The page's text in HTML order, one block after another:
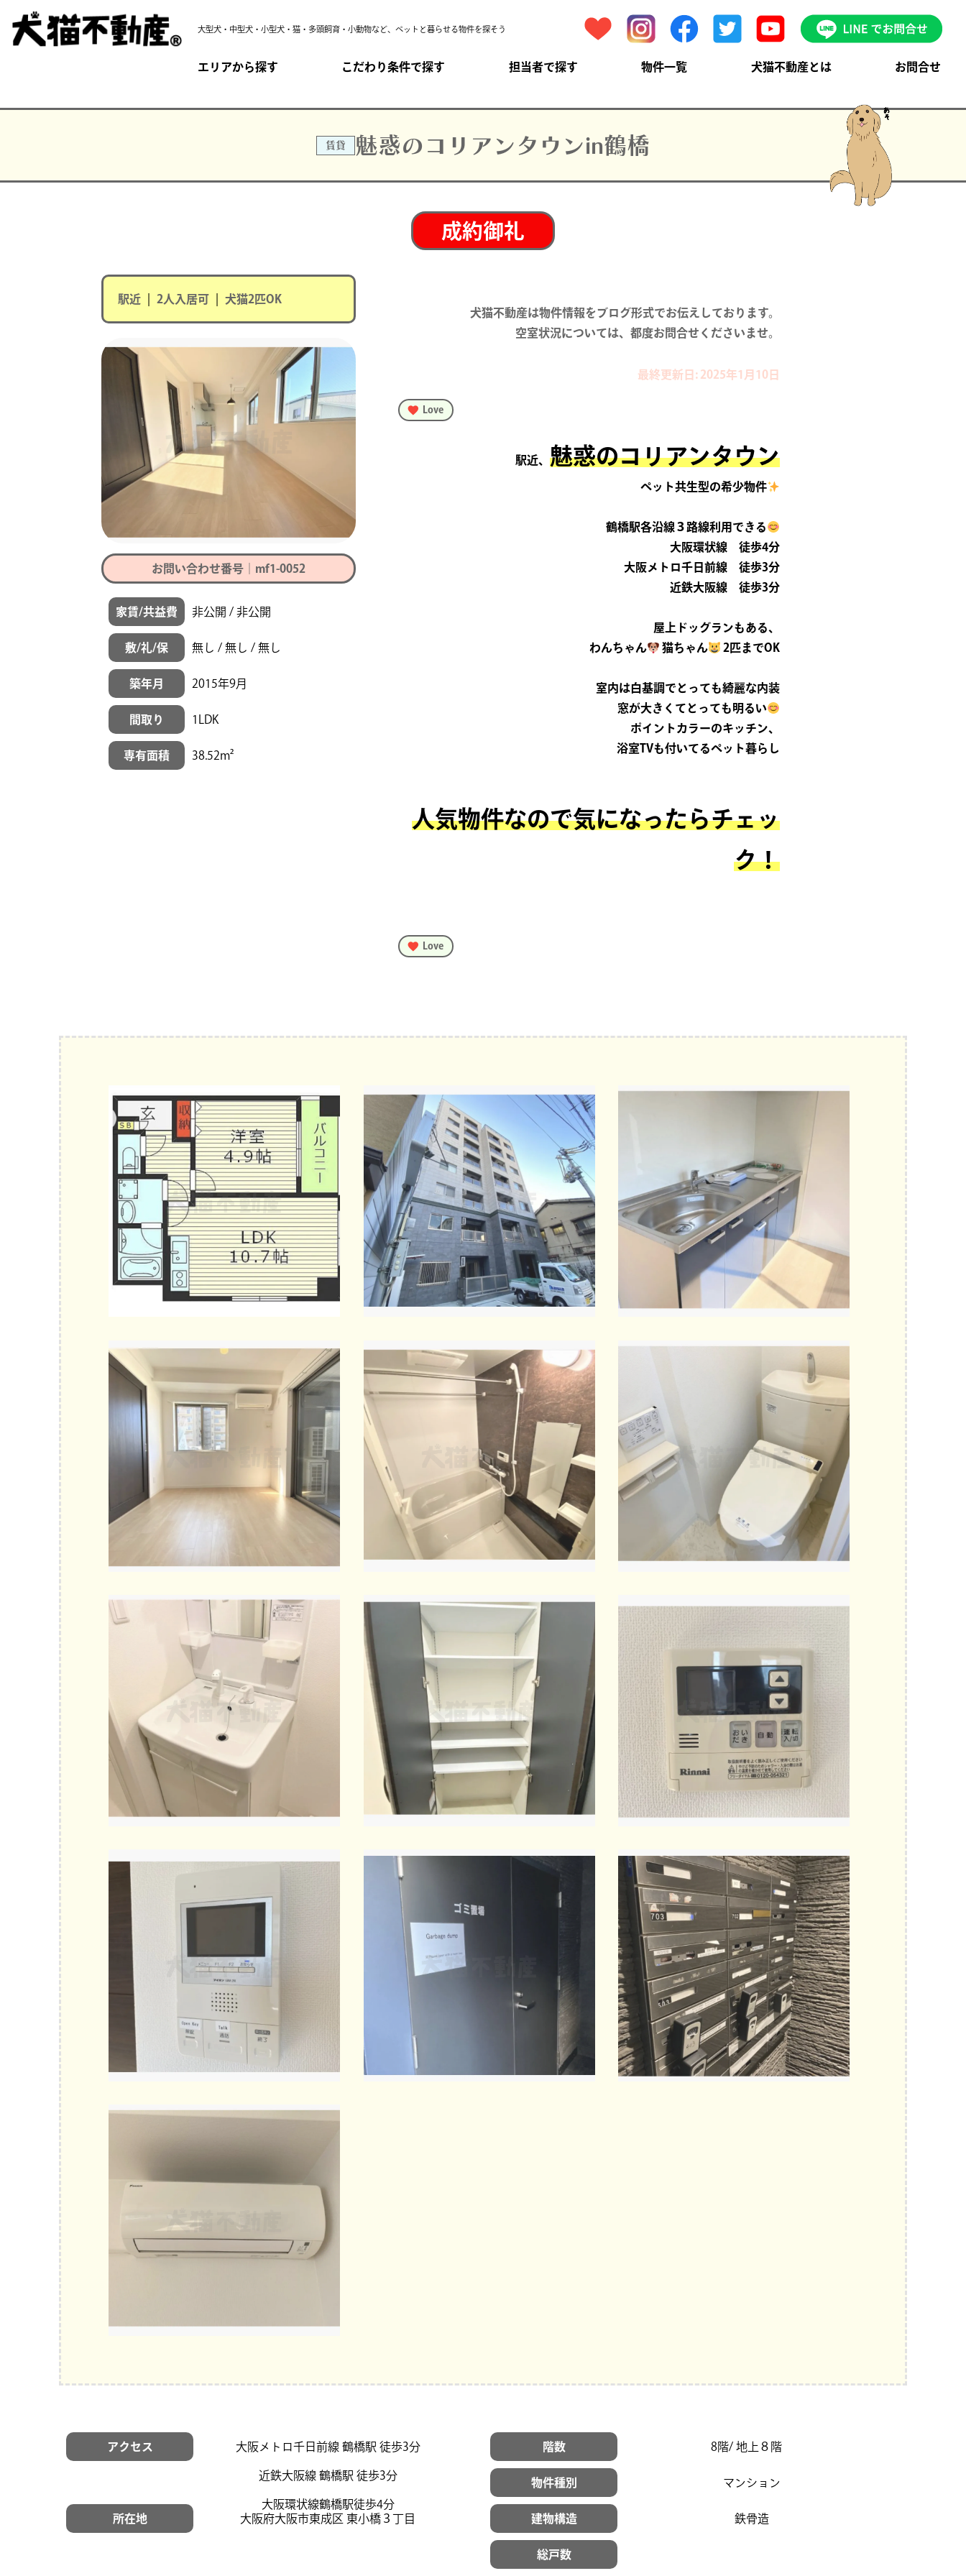
大型犬・中型犬・小型犬・猫・多頭飼育・小動物など、ペットと暮らせる物件を探そう
エリアから探す こだわり条件で探す 担当者で探す 物件一覧 犬猫不動産とは お問合せ
賃貸 魅惑のコリアンタウンin鶴橋
成約御礼
駅近 2人入居可 犬猫2匹OK
お問い合わせ番号｜mf1-0052
家賃/共益費 非公開 / 非公開
敷/礼/保 無し / 無し / 無し
築年月 2015年9月
間取り 1LDK
専有面積 38.52m²
犬猫不動産は物件情報をブログ形式でお伝えしております。
空室状況については、都度お問合せくださいませ。
最終更新日: 2025年1月10日
Love
駅近、 魅惑のコリアンタウン
ペット共生型の希少物件
鶴橋駅各沿線３路線利用できる
大阪環状線 徒歩4分
大阪メトロ千日前線 徒歩3分
近鉄大阪線 徒歩3分
屋上ドッグランもある、
わんちゃん
猫ちゃん 2匹までOK
室内は白基調でとっても綺麗な内装
窓が大きくてとっても明るい
ポイントカラーのキッチン、
浴室TVも付いてるペット暮らし
人気物件なので気になったらチェッ
ク！
Love
アクセス 大阪メトロ千日前線 鶴橋駅 徒歩3分
近鉄大阪線 鶴橋駅 徒歩3分
大阪環状線鶴橋駅徒歩4分
所在地
大阪府大阪市東成区 東小橋３丁目
階数 8階/ 地上８階
物件種別 マンション
建物構造 鉄骨造
総戸数